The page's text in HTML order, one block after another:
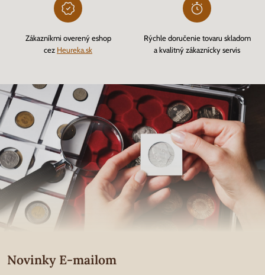
Zákazníkmi overený eshop
cez Heureka.sk
Rýchle doručenie tovaru skladom
a kvalitný zákaznícky servis
Novinky E-mailom